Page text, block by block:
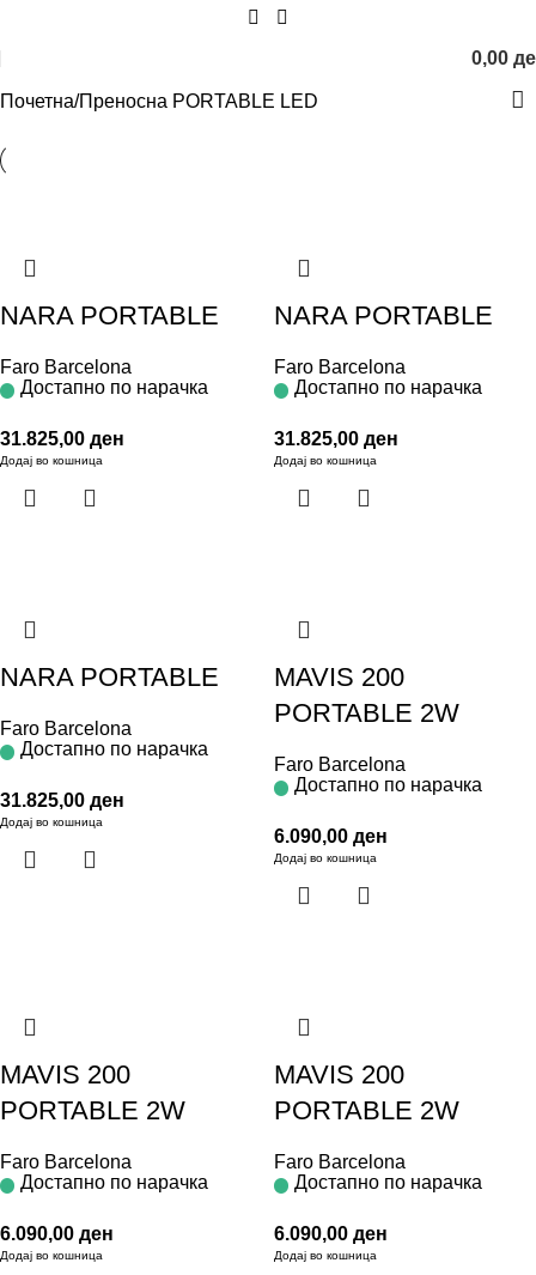
0,00
Почетна Преносна PORTABLE LED
NARA PORTABLE
Faro Barcelona
Достапно по нарачка
31.825,00 ден
Додај во кошница
NARA PORTABLE
Faro Barcelona
Достапно по нарачка
31.825,00 ден
Додај во кошница
NARA PORTABLE
Faro Barcelona
Достапно по нарачка
31.825,00 ден
Додај во кошница
MAVIS 200
PORTABLE 2W
Faro Barcelona
Достапно по нарачка
6.090,00 ден
Додај во кошница
MAVIS 200
PORTABLE 2W
Faro Barcelona
Достапно по нарачка
6.090,00 ден
Додај во кошница
MAVIS 200
PORTABLE 2W
Faro Barcelona
Достапно по нарачка
6.090,00 ден
Додај во кошница